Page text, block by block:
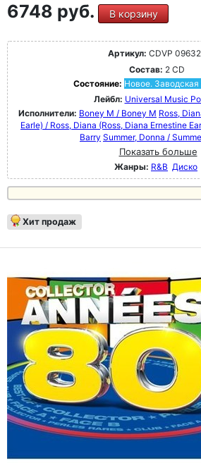
6748 руб. В корзину
Артикул: CDVP
Состав: 2 CD
Состояние: Новое. Заводская
Лейбл: Universal Music
Исполнители: Boney M / Boney M Ross,
Earle) / Ross, Diana (Ross, Diana Ernestine
Barry Summer, Donna /
Показать больше
Жанры: R&B Диско
Хит продаж